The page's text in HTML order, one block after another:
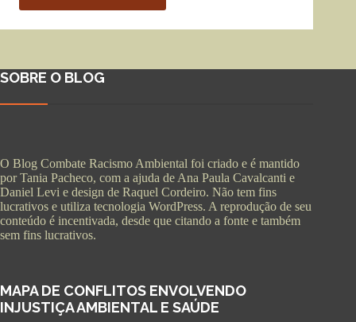
SOBRE O BLOG
O Blog Combate Racismo Ambiental foi criado e é mantido
por Tania Pacheco, com a ajuda de Ana Paula Cavalcanti e
Daniel Levi e design de Raquel Cordeiro. Não tem fins
lucrativos e utiliza tecnologia WordPress. A reprodução de seu
conteúdo é incentivada, desde que citando a fonte e também
sem fins lucrativos.
MAPA DE CONFLITOS ENVOLVENDO
INJUSTIÇA AMBIENTAL E SAÚDE